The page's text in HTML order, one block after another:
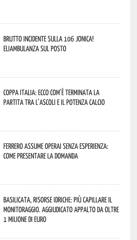
Brutto incidente sulla 106 Jonica!
Eliambulanza sul posto
Coppa Italia: ecco com’è terminata la
partita tra l’Ascoli e il Potenza Calcio
Ferrero assume operai senza esperienza:
come presentare la domanda
Basilicata, Risorse idriche: più capillare il
monitoraggio. Aggiudicato appalto da oltre
1 milione di euro